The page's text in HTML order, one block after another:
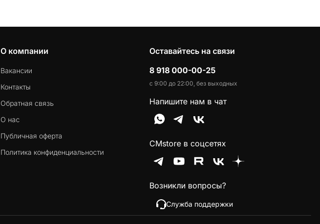
О компании
Вакансии
Контакты
Обратная связь
О нас
Публичная оферта
Политика конфиденциальности
Оставайтесь на связи
8 918 000-00-25
с 9:00 до 22:00, без выходных
Напишите нам в чат
CMstore в соцсетях
Возникли вопросы?
Служба поддержки